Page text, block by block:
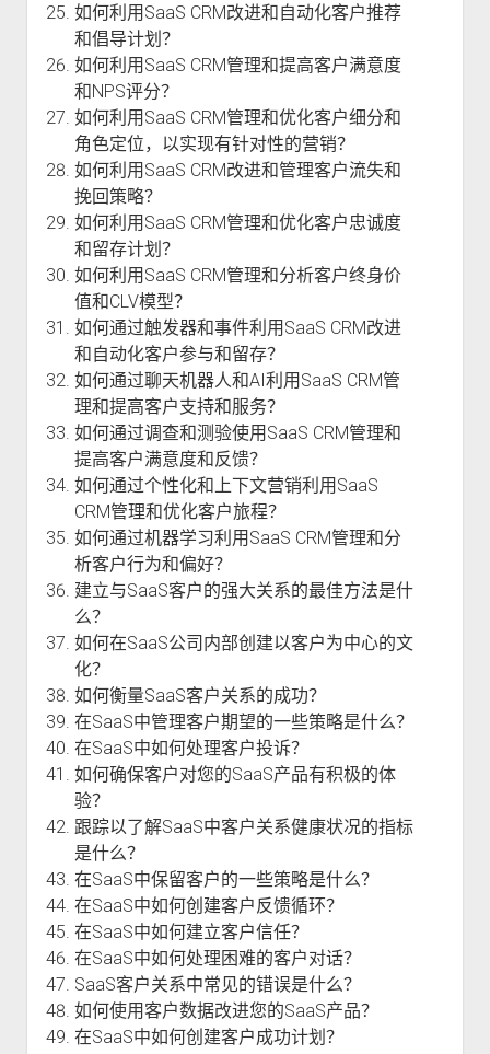
如何利用SaaS CRM改进和自动化客户推荐
和倡导计划？
如何利用SaaS CRM管理和提高客户满意度
和NPS评分？
如何利用SaaS CRM管理和优化客户细分和
角色定位，以实现有针对性的营销？
如何利用SaaS CRM改进和管理客户流失和
挽回策略？
如何利用SaaS CRM管理和优化客户忠诚度
和留存计划？
如何利用SaaS CRM管理和分析客户终身价
值和CLV模型？
如何通过触发器和事件利用SaaS CRM改进
和自动化客户参与和留存？
如何通过聊天机器人和AI利用SaaS CRM管
理和提高客户支持和服务？
如何通过调查和测验使用SaaS CRM管理和
提高客户满意度和反馈？
如何通过个性化和上下文营销利用SaaS
CRM管理和优化客户旅程？
如何通过机器学习利用SaaS CRM管理和分
析客户行为和偏好？
建立与SaaS客户的强大关系的最佳方法是什
么？
如何在SaaS公司内部创建以客户为中心的文
化？
如何衡量SaaS客户关系的成功？
在SaaS中管理客户期望的一些策略是什么？
在SaaS中如何处理客户投诉？
如何确保客户对您的SaaS产品有积极的体
验？
跟踪以了解SaaS中客户关系健康状况的指标
是什么？
在SaaS中保留客户的一些策略是什么？
在SaaS中如何创建客户反馈循环？
在SaaS中如何建立客户信任？
在SaaS中如何处理困难的客户对话？
SaaS客户关系中常见的错误是什么？
如何使用客户数据改进您的SaaS产品？
在SaaS中如何创建客户成功计划？